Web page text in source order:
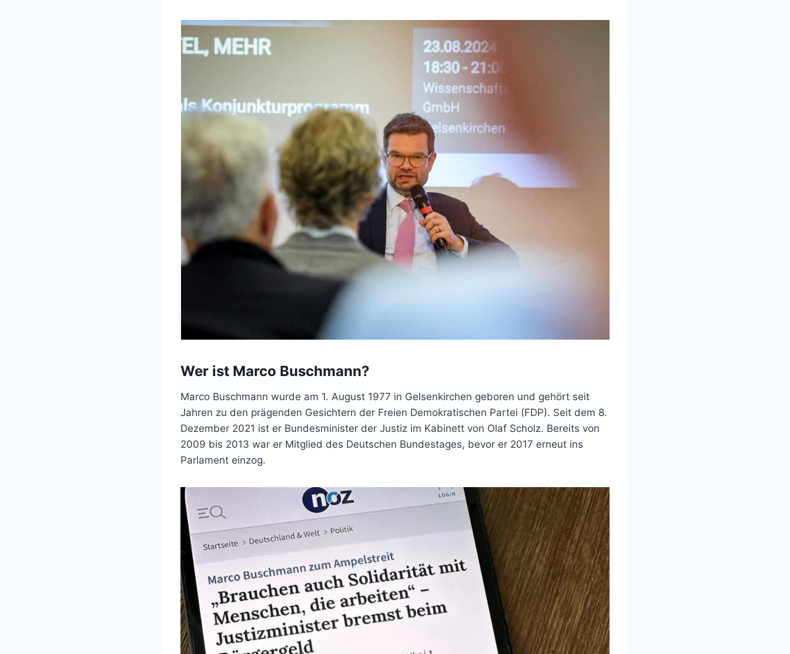
Wer ist Marco Buschmann?
Marco Buschmann wurde am 1. August 1977 in Gelsenkirchen geboren und gehört seit
Jahren zu den prägenden Gesichtern der Freien Demokratischen Partei (FDP). Seit dem 8.
Dezember 2021 ist er Bundesminister der Justiz im Kabinett von Olaf Scholz. Bereits von
2009 bis 2013 war er Mitglied des Deutschen Bundestages, bevor er 2017 erneut ins
Parlament einzog.